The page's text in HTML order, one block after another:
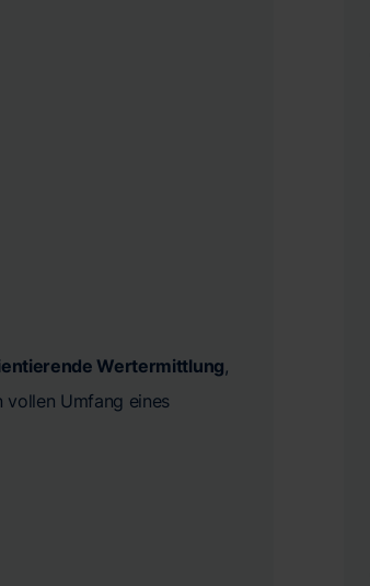
Wertermittlung,
Umfang eines